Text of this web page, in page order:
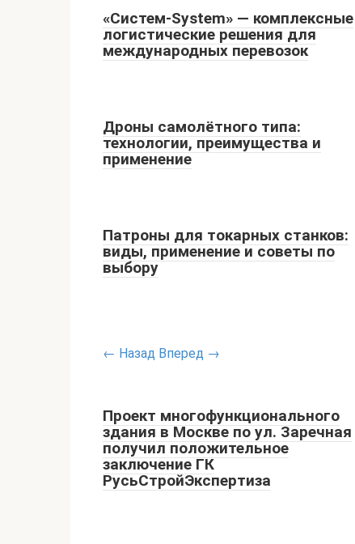
«Систем-System» — комплексные
логистические решения для
международных перевозок
Дроны самолётного типа:
технологии, преимущества и
применение
Патроны для токарных станков:
виды, применение и советы по
выбору
← Назад Вперед →
Проект многофункционального
здания в Москве по ул. Заречная
получил положительное
заключение ГК
РусьСтройЭкспертиза